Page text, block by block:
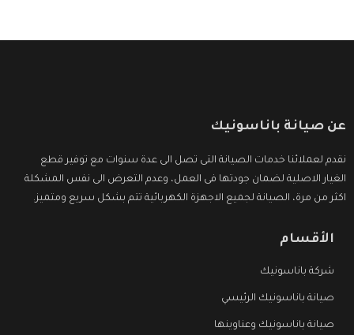
عن صيانة باناسونيك
نقدم لعملائنا خدمات الصيانة التى تصل الى عدة سنوات مع توفير قطع
الغيار الاصلية لضمان جودتها فى العمل، وعدم التعرض الى نفس المشكلة
اكثر من مرة، الصيانة لجميع الاجهزة الكهربائية تتم بشكل سريع ومتميز.
الأقسام
شركة باناسونيك
صيانة باناسونيك الرئيسي
صيانة باناسونيك وعناوينها